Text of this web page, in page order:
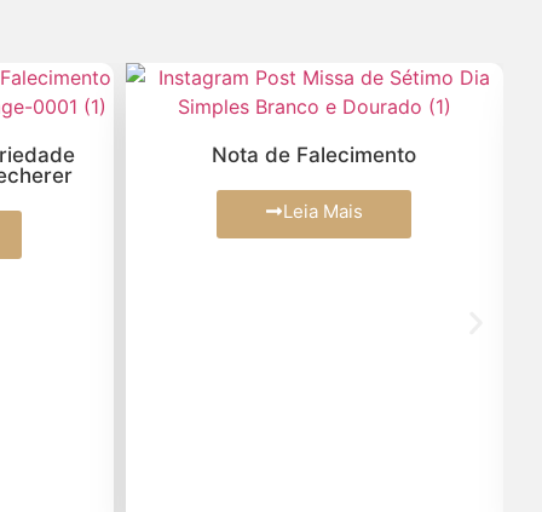
Fevereiro (2)
Janeiro (4)
Nota de Falecimento
Leia Mais